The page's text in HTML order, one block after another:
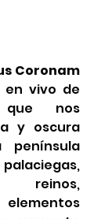
Coronam
vivo de
que nos
y oscura
reinos,